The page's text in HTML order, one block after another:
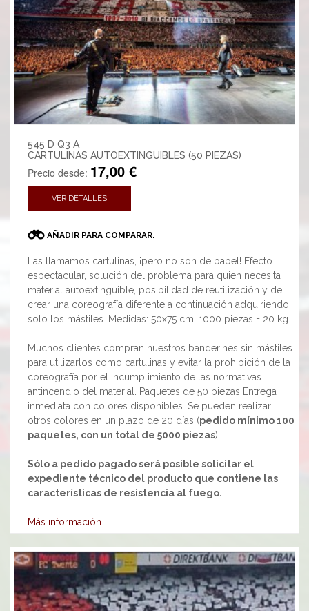
545 D Q3 A
CARTULINAS AUTOEXTINGUIBLES (50 PIEZAS)
Precio desde: 17,00 €
VER DETALLES
AÑADIR PARA COMPARAR.
Las llamamos cartulinas, ¡pero no son de papel! Efecto
espectacular, solución del problema para quien necesita
material autoextinguible, posibilidad de reutilización y de
crear una coreografía diferente a continuación adquiriendo
solo los mástiles. Medidas: 50x75 cm, 1000 piezas = 20 kg.
Muchos clientes compran nuestros banderines sin mástiles
para utilizarlos como cartulinas y evitar la prohibición de la
coreografía por el incumplimiento de las normativas
antincendio del material. Paquetes de 50 piezas Entrega
inmediata con colores disponibles. Se pueden realizar
otros colores en un plazo de 20 días (pedido mínimo 100
paquetes, con un total de 5000 piezas).
Sólo a pedido pagado será posible solicitar el
expediente técnico del producto que contiene las
características de resistencia al fuego.
Más información